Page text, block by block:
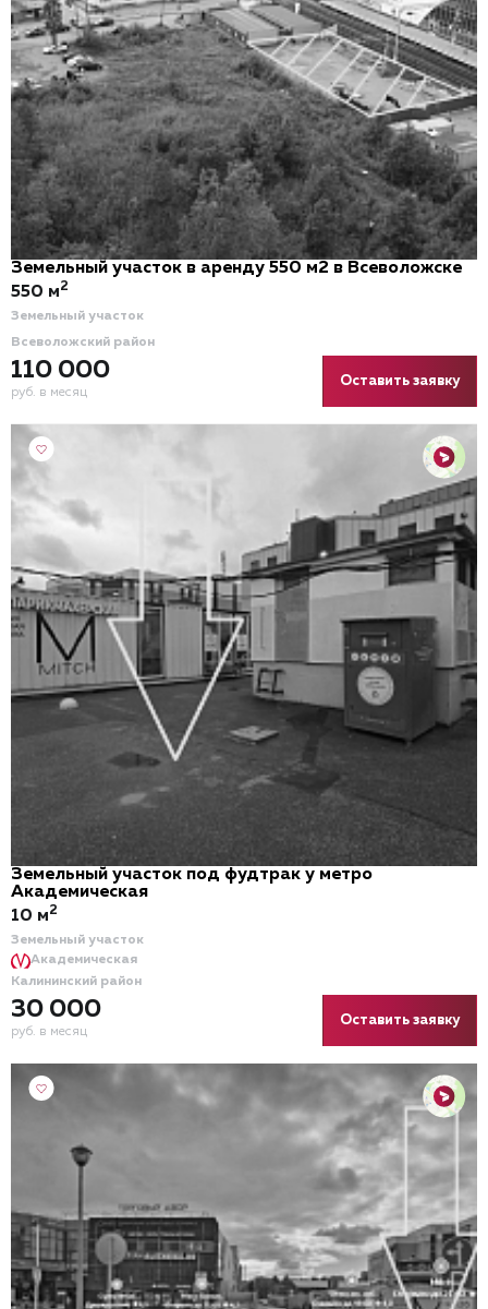
Земельный участок в аренду 550 м2 в Всеволожске
Земельный участок
Всеволожский район
110 000
руб. в месяц
550 м2
Оставить заявку
Земельный участок под фудтрак у метро
Академическая
Земельный участок
Академическая
Калининский район
30 000
руб. в месяц
10 м2
Оставить заявку